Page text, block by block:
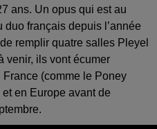
ans. Un opus qui est au
français depuis l’année
remplir quatre salles Pleyel
venir, ils vont écumer
(comme le Poney
en Europe avant de